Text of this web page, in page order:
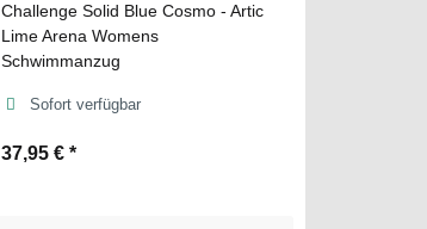
Challenge Solid Blue Cosmo - Artic
Lime Arena Womens
Schwimmanzug
Sofort verfügbar
37,95 € *